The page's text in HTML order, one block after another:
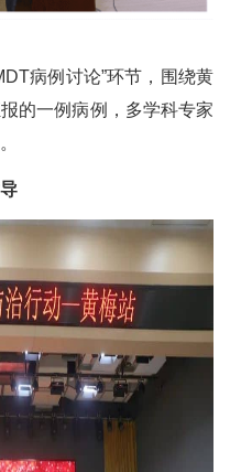
病例讨论”环节，围绕黄
的一例病例，多学科专家